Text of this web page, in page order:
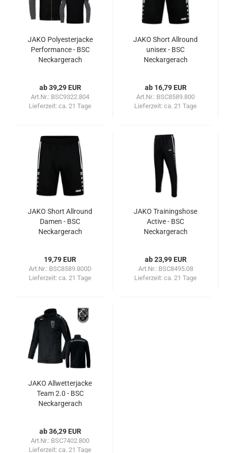
JAKO Polyesterjacke
Performance - BSC
Neckargerach
ab 39,29 EUR
Art.Nr.: BSC9322.804
Lieferzeit: ca. 21 Tage
JAKO Short Allround
unisex - BSC
Neckargerach
ab 16,79 EUR
Art.Nr.: BSC8589.800
Lieferzeit: ca. 21 Tage
JAKO Short Allround
Damen - BSC
Neckargerach
19,79 EUR
Art.Nr.: BSC8589.800D
Lieferzeit: ca. 21 Tage
JAKO Trainingshose
Active - BSC
Neckargerach
ab 23,99 EUR
Art.Nr.: BSC8495.08
Lieferzeit: ca. 21 Tage
JAKO Allwetterjacke
Team 2.0 - BSC
Neckargerach
ab 36,29 EUR
Art.Nr.: BSC7402.800
Lieferzeit: ca. 21 Tage